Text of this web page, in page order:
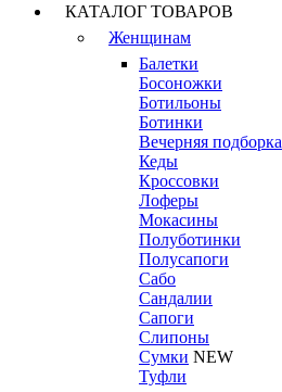
КАТАЛОГ ТОВАРОВ
Женщинам
Балетки
Босоножки
Ботильоны
Ботинки
Вечерняя подборка
Кеды
Кроссовки
Лоферы
Мокасины
Полуботинки
Полусапоги
Сабо
Сандалии
Сапоги
Слипоны
Сумки NEW
Туфли